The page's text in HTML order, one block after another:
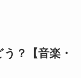
？【音楽・